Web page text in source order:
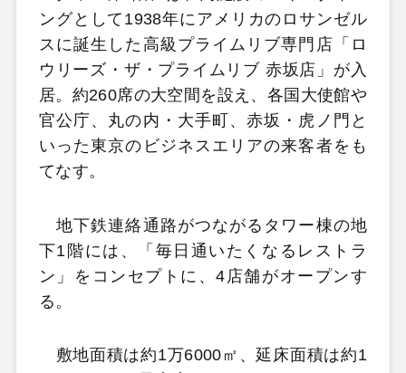
ングとして1938年にアメリカのロサンゼル
スに誕生した高級プライムリブ専門店「ロ
ウリーズ・ザ・プライムリブ 赤坂店」が入
居。約260席の大空間を設え、各国大使館や
官公庁、丸の内・大手町、赤坂・虎ノ門と
いった東京のビジネスエリアの来客者をも
てなす。
地下鉄連絡通路がつながるタワー棟の地
下1階には、「毎日通いたくなるレストラ
ン」をコンセプトに、4店舗がオープンす
る。
敷地面積は約1万6000㎡、延床面積は約1